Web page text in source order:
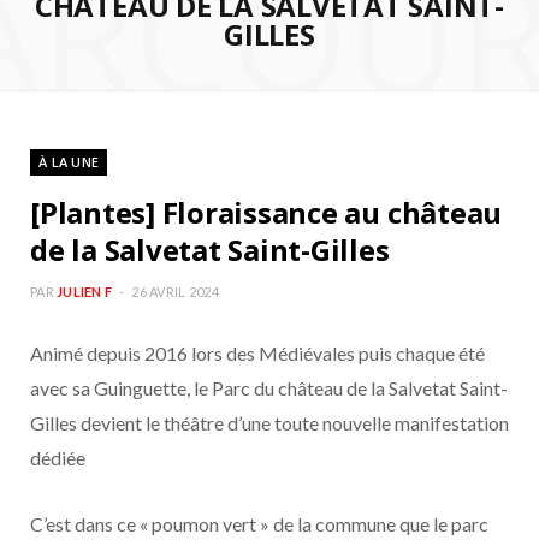
c
o
s
m
GILLES
À LA UNE
[Plantes] Floraissance au château
de la Salvetat Saint-Gilles
PAR JULIEN F 26 AVRIL 2024
Animé depuis 2016 lors des Médiévales puis chaque été
avec sa Guinguette, le Parc du château de la Salvetat Saint-
Gilles devient le théâtre d’une toute nouvelle manifestation
dédiée
C’est dans ce « poumon vert » de la commune que le parc